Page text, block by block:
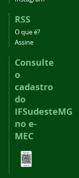
RSS
O que é?
Assine
Consulte
o
cadastro
do
IFSudesteMG
no e-
MEC